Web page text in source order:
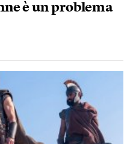
è un problema